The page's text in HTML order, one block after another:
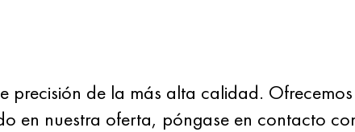
precisión de la más alta calidad.
en nuestra oferta, póngase en contacto